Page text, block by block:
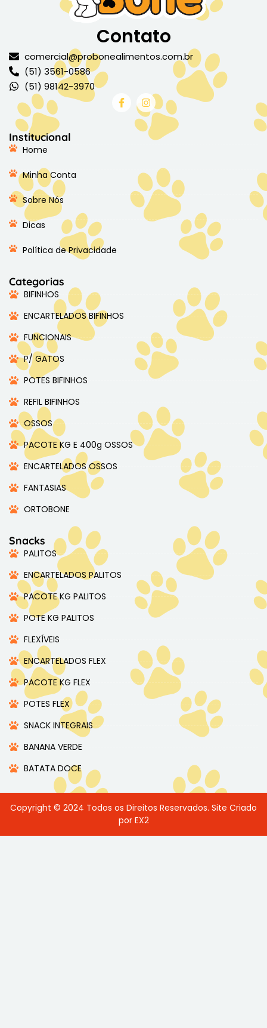
Contato
comercial@probonealimentos.com.br
(51) 3561-0586
(51) 98142-3970
Institucional
Home
Minha Conta
Sobre Nós
Dicas
Política de Privacidade
Categorias
BIFINHOS
ENCARTELADOS BIFINHOS
FUNCIONAIS
P/ GATOS
POTES BIFINHOS
REFIL BIFINHOS
OSSOS
PACOTE KG E 400g OSSOS
ENCARTELADOS OSSOS
FANTASIAS
ORTOBONE
Snacks
PALITOS
ENCARTELADOS PALITOS
PACOTE KG PALITOS
POTE KG PALITOS
FLEXÍVEIS
ENCARTELADOS FLEX
PACOTE KG FLEX
POTES FLEX
SNACK INTEGRAIS
BANANA VERDE
BATATA DOCE
Copyright © 2024 Todos os Direitos Reservados. Site Criado
por EX2